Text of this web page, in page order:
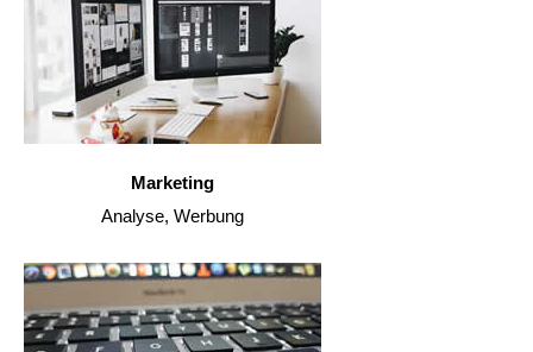
Marketing
Analyse, Werbung